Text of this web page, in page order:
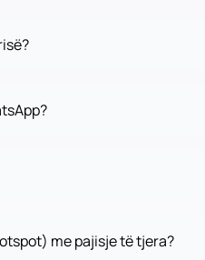
me pajisje të tjera?